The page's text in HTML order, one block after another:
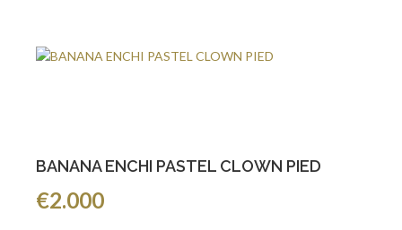
BANANA ENCHI PASTEL CLOWN PIED
€2.000